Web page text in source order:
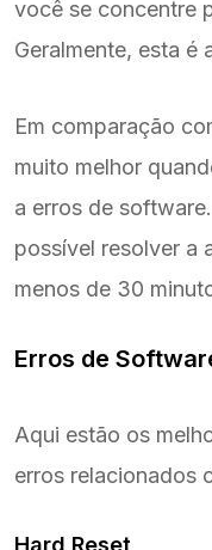
você se concentre
Geralmente, esta é
Em comparação
muito melhor
a erros de
possível resolver a
menos de 30
Erros de
Aqui estão os
erros relacionados